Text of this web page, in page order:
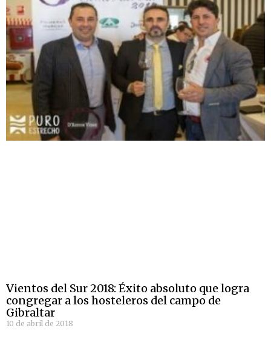
Vientos del Sur 2018: Éxito absoluto que logra
congregar a los hosteleros del campo de
Gibraltar
10 de abril de 2018